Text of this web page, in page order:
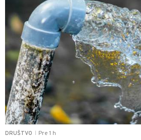
DRUŠTVO Pre 1 h